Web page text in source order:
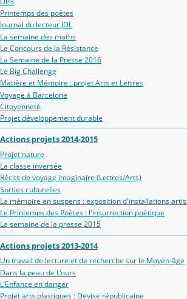
Printemps des poètes
Journal du lecteur JDL
La semaine des maths
Le Concours de la Résistance
La Semaine de la Presse 2016
Le Big Challenge
Matière et Mémoire : projet Arts et Lettres
Voyage à Barcelone
Citoyenneté
Projet développement durable
Actions projets 2014-2015
Projet nature
La classe inversée
Récits de voyage imaginaire (Lettres/Arts)
Sorties culturelles
La mémoire en suspens : exposition d'installations
Le Printemps des Poètes : l'insurrection poètique
La semaine de la presse 2015
Actions projets 2013-2014
Un travail de lecture et de recherche sur le Moyen-âge
Dans la peau de L'ours
L'Enfance en danger
Projet arts plastiques : Devise républicaine